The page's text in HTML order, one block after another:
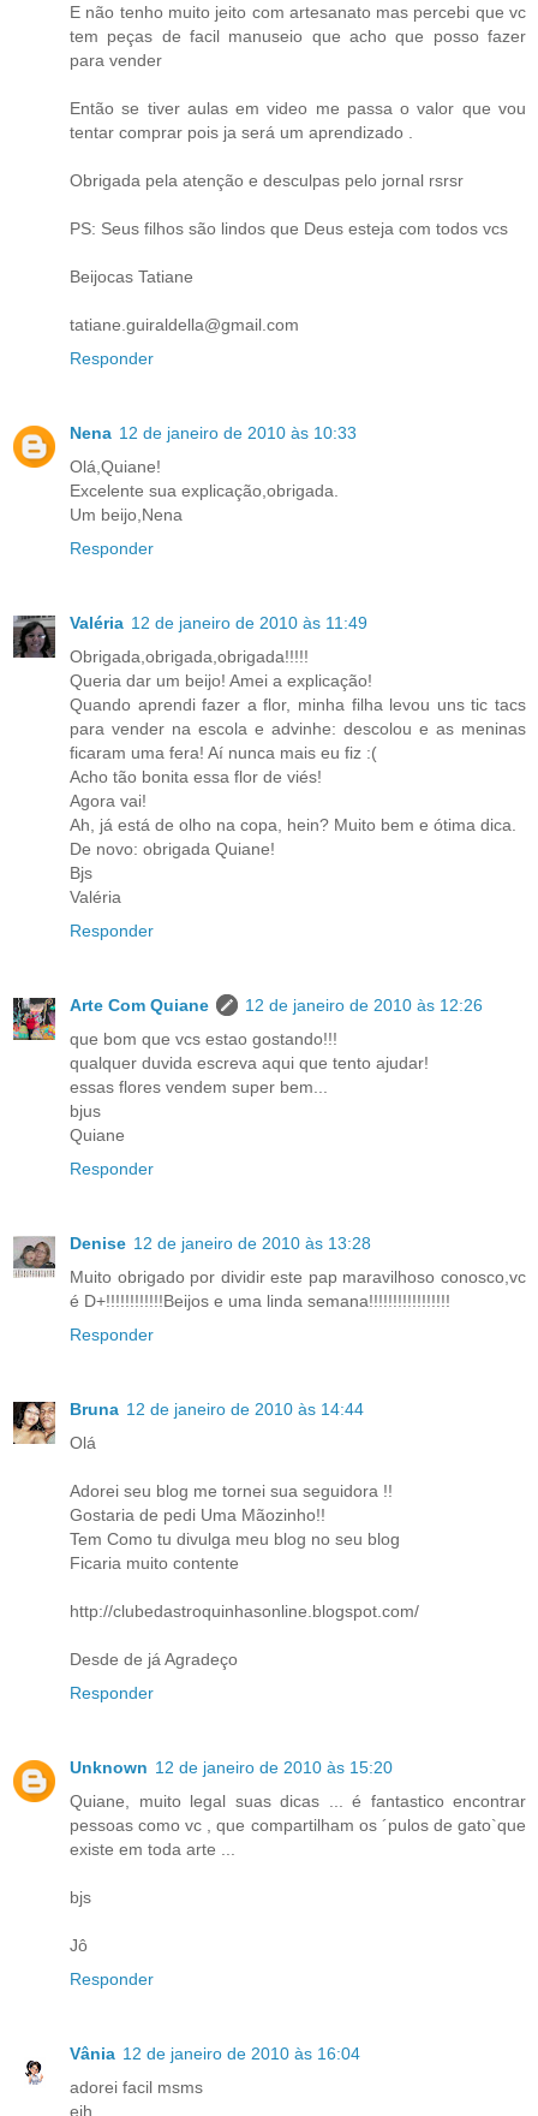
E não tenho muito jeito com artesanato mas percebi que vc
tem peças de facil manuseio que acho que posso fazer
para vender
Então se tiver aulas em video me passa o valor que vou
tentar comprar pois ja será um aprendizado .
Obrigada pela atenção e desculpas pelo jornal rsrsr
PS: Seus filhos são lindos que Deus esteja com todos vcs
Beijocas Tatiane
tatiane.guiraldella@gmail.com
Responder
Nena 12 de janeiro de 2010 às 10:33
Olá,Quiane!
Excelente sua explicação,obrigada.
Um beijo,Nena
Responder
Valéria 12 de janeiro de 2010 às 11:49
Obrigada,obrigada,obrigada!!!!!
Queria dar um beijo! Amei a explicação!
Quando aprendi fazer a flor, minha filha levou uns tic tacs
para vender na escola e advinhe: descolou e as meninas
ficaram uma fera! Aí nunca mais eu fiz :(
Acho tão bonita essa flor de viés!
Agora vai!
Ah, já está de olho na copa, hein? Muito bem e ótima dica.
De novo: obrigada Quiane!
Bjs
Valéria
Responder
Arte Com Quiane
12 de janeiro de 2010 às 12:26
que bom que vcs estao gostando!!!
qualquer duvida escreva aqui que tento ajudar!
essas flores vendem super bem...
bjus
Quiane
Responder
Denise 12 de janeiro de 2010 às 13:28
Muito obrigado por dividir este pap maravilhoso conosco,vc
é D+!!!!!!!!!!!!Beijos e uma linda semana!!!!!!!!!!!!!!!!!
Responder
Bruna 12 de janeiro de 2010 às 14:44
Olá
Adorei seu blog me tornei sua seguidora !!
Gostaria de pedi Uma Mãozinho!!
Tem Como tu divulga meu blog no seu blog
Ficaria muito contente
http://clubedastroquinhasonline.blogspot.com/
Desde de já Agradeço
Responder
Unknown 12 de janeiro de 2010 às 15:20
Quiane, muito legal suas dicas ... é fantastico encontrar
pessoas como vc , que compartilham os ´pulos de gato`que
existe em toda arte ...
bjs
Jô
Responder
Vânia 12 de janeiro de 2010 às 16:04
adorei facil msms
eih